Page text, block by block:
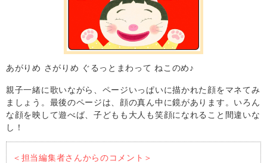
あがりめ さがりめ ぐるっとまわって ねこのめ♪
親子一緒に歌いながら、ページいっぱいに描かれた顔をマネてみ
ましょう。最後のページは、顔の真ん中に鏡があります。いろん
な顔を映して遊べば、子どもも大人も笑顔になれること間違いな
し！
＜担当編集者さんからのコメント＞